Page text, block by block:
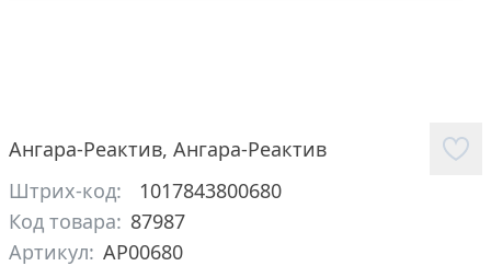
Ангара-Реактив, Ангара-Реактив
Штрих-код:
1017843800680
Код товара: 87987
Артикул: АР00680